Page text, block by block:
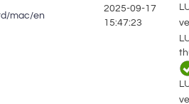
mac/en
2025-09-17
15:47:23